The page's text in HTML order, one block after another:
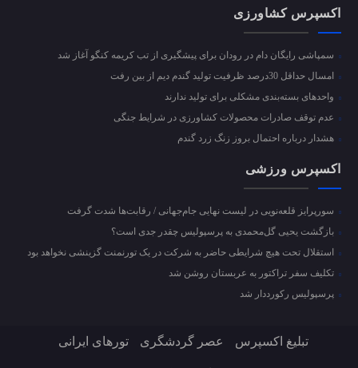
اکسپرس کشاورزی
سمپاشی رایگان دام در رودان برای پیشگیری از تب کریمه کنگو آغاز شد
امسال حداقل 30درصد ظرفیت تولید گندم دیم از بین رفت
واحد‌های بسته‌بندی مشکلی برای تولید ندارند
عدم توقف صادرات محصولات کشاورزی در شرایط جنگی
هشدار درباره احتمال بروز زنگ زرد گندم
اکسپرس ورزشی
سورپرایز قلعه‌نویی در لیست نهایی جام‌جهانی / رقابت‌ها شدت گرفت
بازگشت یحیی گل‌محمدی به پرسپولیس چقدر جدی است؟
استقلال تحت هیچ شرایطی حاضر به شرکت در یک تورنمنت گزینشی نخواهد بود
تکلیف سفر تراکتور به عربستان روشن شد
پرسپولیس رکورددار شد
تبلیغ اکسپرس عصر گردشگری تورهای ایرانی